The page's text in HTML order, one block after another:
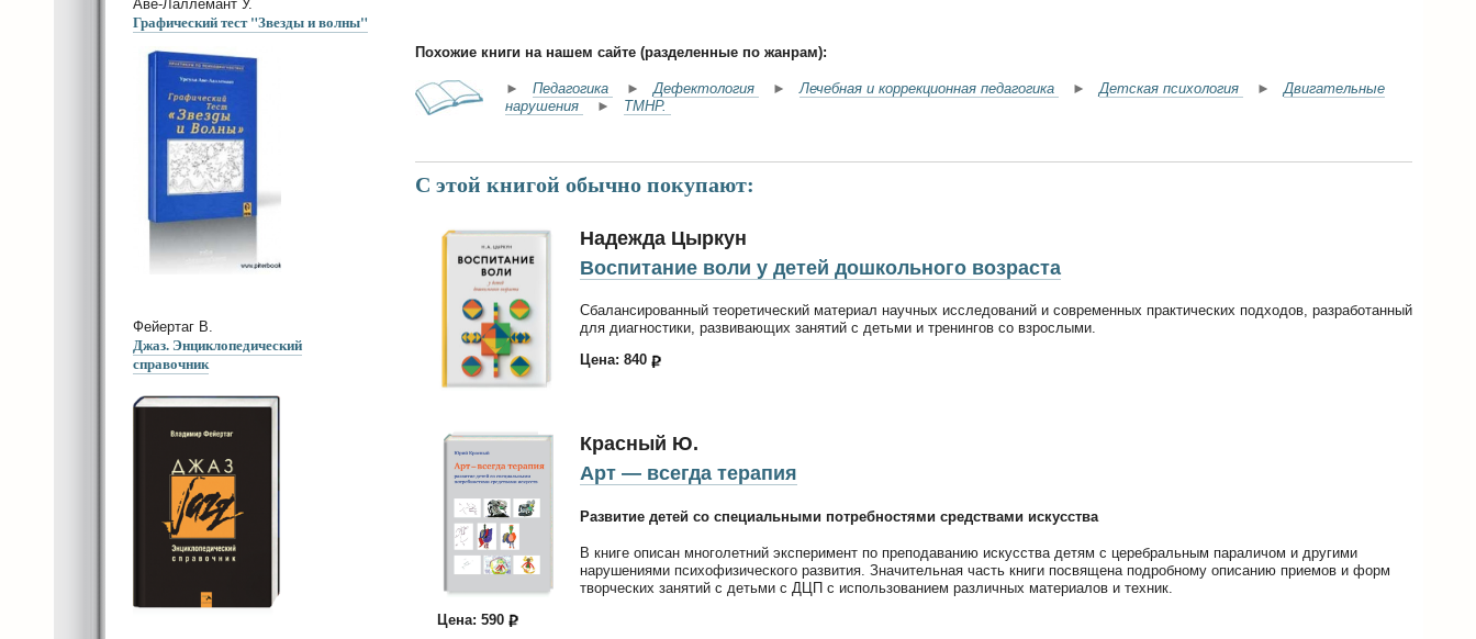
Похожие книги на нашем сайте (разделенные по жанрам):
► Педагогика ► Дефектология ► Лечебная и коррекционная педагогика ► Детская психология ► Двигательные
нарушения
► ТМНР.
С этой книгой обычно покупают:
Надежда Цыркун
Воспитание воли у детей дошкольного возраста
Сбалансированный теоретический материал научных исследований и современных практических подходов, разработанный
для диагностики, развивающих занятий с детьми и тренингов со взрослыми.
Цена: 840
Красный Ю.
Арт — всегда терапия
Развитие детей со специальными потребностями средствами искусства
В книге описан многолетний эксперимент по преподаванию искусства детям с церебральным параличом и другими
нарушениями психофизического развития. Значительная часть книги посвящена подробному описанию приемов и форм
творческих занятий с детьми с ДЦП с использованием различных материалов и техник.
Цена: 590
Аве-Лаллемант У.
Графический тест "Звезды и волны"
Фейертаг В.
Джаз. Энциклопедический
справочник